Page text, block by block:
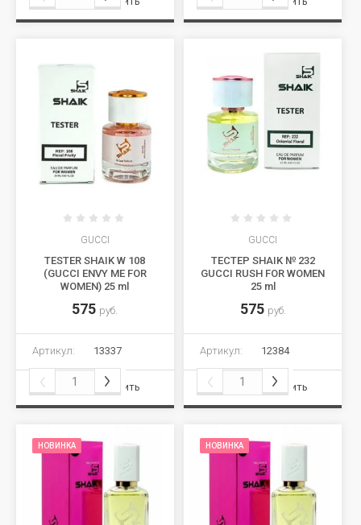
GUCCI
TESTER SHAIK W 108
(GUCCI ENVY ME FOR
WOMEN) 25 ml
575 руб.
Артикул: 13337
Сравнить
GUCCI
ТЕСТЕР SHAIK № 232
GUCCI RUSH FOR WOMEN
25 ml
575 руб.
Артикул: 12384
Сравнить
НОВИНКА НОВИНКА